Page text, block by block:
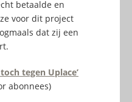
betaalde en
voor dit project
dat zij een
tegen Uplace’
abonnees)